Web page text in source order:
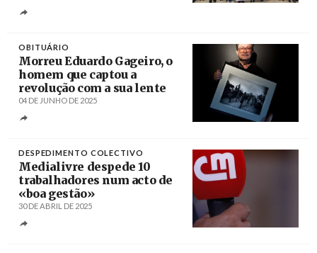
OBITUÁRIO
Morreu Eduardo Gageiro, o
homem que captou a
revolução com a sua lente
04 DE JUNHO DE 2025
DESPEDIMENTO COLECTIVO
Medialivre despede 10
trabalhadores num acto de
«boa gestão»
30 DE ABRIL DE 2025